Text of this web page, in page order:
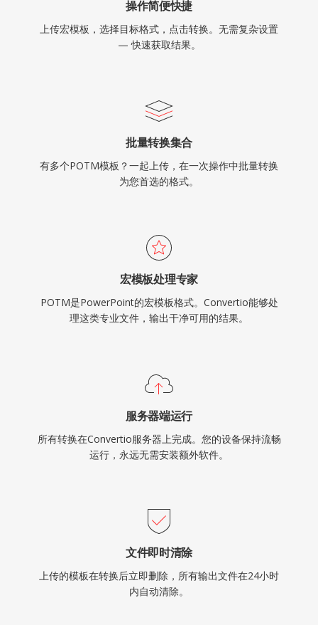
操作简便快捷
上传宏模板，选择目标格式，点击转换。无需复杂设置
— 快速获取结果。
批量转换集合
有多个POTM模板？一起上传，在一次操作中批量转换
为您首选的格式。
宏模板处理专家
POTM是PowerPoint的宏模板格式。Convertio能够处
理这类专业文件，输出干净可用的结果。
服务器端运行
所有转换在Convertio服务器上完成。您的设备保持流畅
运行，永远无需安装额外软件。
文件即时清除
上传的模板在转换后立即删除，所有输出文件在24小时
内自动清除。